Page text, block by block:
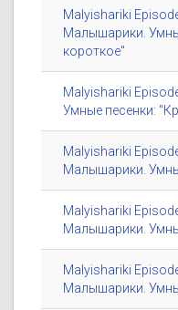
Malyishariki
Малышарики.
короткое"
Malyishariki
Умные песенки:
Malyishariki
Малышарики.
Malyishariki
Малышарики.
Malyishariki
Малышарики.